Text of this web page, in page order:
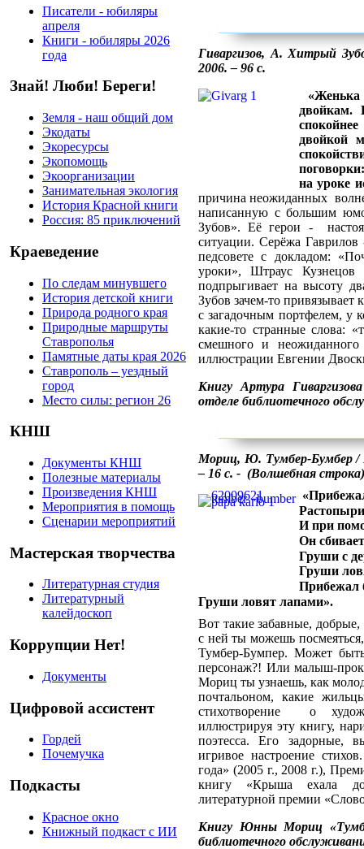
Писатели - юбиляры
апреля
Книги - юбиляры 2026
года
Знай! Люби! Береги!
Земля - наш общий дом
Экодаты
Экоресурсы
Экопомощь
Экоорганизации
Занимательная экология
История Красной книги
Россия: 85 приключений
Краеведение
По следам минувшего
История детской книги
Природа родного края
Природные маршруты
Ставрополья
Памятные даты края 2026
Ставрополь – уездный
город
Место силы: регион 26
КНШ
Документы КНШ
Полезные материалы
Произведения КНШ
Мероприятия в помощь
Сценарии мероприятий
Мастерская творчества
Литературная студия
Литературный
калейдоскоп
Коррупции Нет!
Документы
Цифровой ассистент
Гордей
Почемучка
Подкасты
Красное окно
Книжный подкаст с ИИ
Гиваргизов, А. Хитрый
2006. – 96 с.
двойкам.
двойкой
на уроке
причина неожиданных
написанную с большим
Зубов». Её герои -
ситуации. Серёжа
педсовете с докладом:
уроки», Штраус Кузнецов
подпрыгивает на высоту
Зубов зачем-то привязывает
с загадочным портфелем, у
какие-то странные слова:
смешного и
иллюстрации Евгении
Книгу Артура
отделе библиотечного
Мориц, Ю. Тумбер-Бумбер
– 16 с. - (Волшебная
И при
Он
Груши с
Груши
Прибежал
Груши ловят лапами».
Вот такие забавные,
с ней ты можешь
Тумбер-Бумпер. Может
персонаж?! Или малыш-
Мориц ты узнаешь, как
почтальоном, какие
стихотворение о
иллюстрируя эту книгу,
поэтесса. Его задорные,
игривое настроение
года» (2005 г., 2008 г.),
книгу «Крыша ехала
литературной премии
Книгу Юнны Мориц
библиотечного